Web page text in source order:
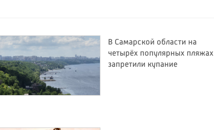
В Самарской области на
четырёх популярных пляжах
запретили купание